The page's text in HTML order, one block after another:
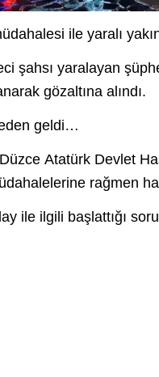
ile yaralı
şahsı yaralayan
gözaltına alındı.
geldi…
Atatürk Devlet
rağmen
ile ilgili başlattığı